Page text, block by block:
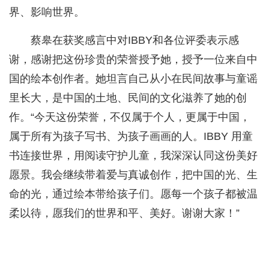
界、影响世界。
蔡皋在获奖感言中对IBBY和各位评委表示感
谢，感谢把这份珍贵的荣誉授予她，授予一位来自中
国的绘本创作者。她坦言自己从小在民间故事与童谣
里长大，是中国的土地、民间的文化滋养了她的创
作。“今天这份荣誉，不仅属于个人，更属于中国，
属于所有为孩子写书、为孩子画画的人。IBBY 用童
书连接世界，用阅读守护儿童，我深深认同这份美好
愿景。我会继续带着爱与真诚创作，把中国的光、生
命的光，通过绘本带给孩子们。愿每一个孩子都被温
柔以待，愿我们的世界和平、美好。谢谢大家！”